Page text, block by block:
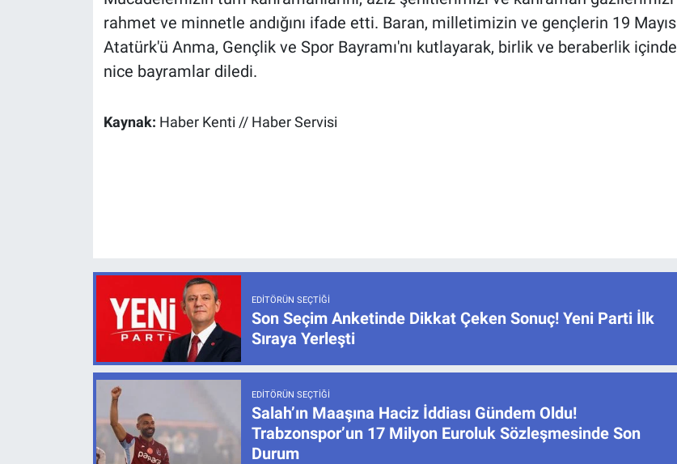
rahmet ve minnetle andığını ifade etti. Baran, milletimizin ve gençlerin 19 Mayıs
Atatürk'ü Anma, Gençlik ve Spor Bayramı'nı kutlayarak, birlik ve beraberlik içinde
nice bayramlar diledi.
Kaynak: Haber Kenti // Haber Servisi
EDITÖRÜN SEÇTIĞI
Son Seçim Anketinde Dikkat Çeken Sonuç! Yeni Parti İlk
Sıraya Yerleşti
EDITÖRÜN SEÇTIĞI
Salah’ın Maaşına Haciz İddiası Gündem Oldu!
Trabzonspor’un 17 Milyon Euroluk Sözleşmesinde Son
Durum